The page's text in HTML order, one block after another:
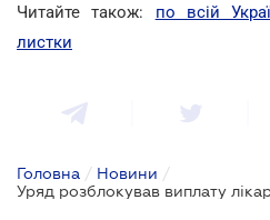
Читайте також: по всій
листки
Головна / Новини /
Уряд розблокував виплату